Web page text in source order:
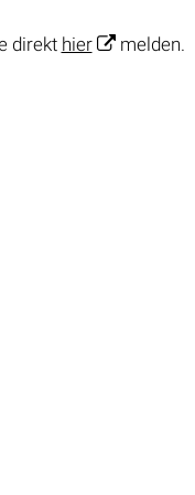
direkt hier melden.